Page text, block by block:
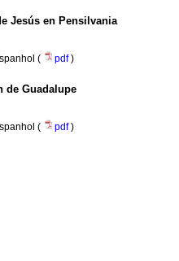
Jesús en Pensilvania
( pdf)
de Guadalupe
( pdf)